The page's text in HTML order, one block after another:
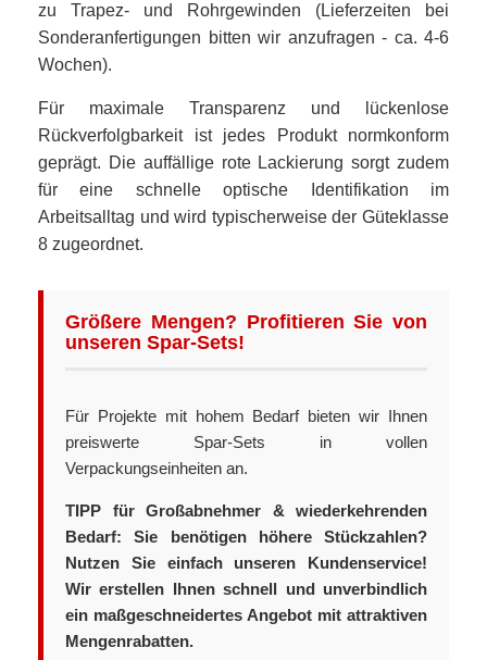
zu Trapez- und Rohrgewinden (Lieferzeiten bei
Sonderanfertigungen bitten wir anzufragen - ca. 4-6
Wochen).
Für maximale Transparenz und lückenlose
Rückverfolgbarkeit ist jedes Produkt normkonform
geprägt. Die auffällige rote Lackierung sorgt zudem
für eine schnelle optische Identifikation im
Arbeitsalltag und wird typischerweise der Güteklasse
8 zugeordnet.
Größere Mengen? Profitieren Sie von
unseren Spar-Sets!
Für Projekte mit hohem Bedarf bieten wir Ihnen
preiswerte Spar-Sets in vollen
Verpackungseinheiten an.
TIPP für Großabnehmer & wiederkehrenden
Bedarf: Sie benötigen höhere Stückzahlen?
Nutzen Sie einfach unseren Kundenservice!
Wir erstellen Ihnen schnell und unverbindlich
ein maßgeschneidertes Angebot mit attraktiven
Mengenrabatten.